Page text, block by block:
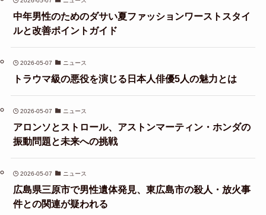
中年男性のためのダサい夏ファッションワーストスタイ
ルと改善ポイントガイド
2026-05-07 ニュース
トラウマ級の悪役を演じる日本人俳優5人の魅力とは
2026-05-07 ニュース
アロンソとストロール、アストンマーティン・ホンダの
振動問題と未来への挑戦
2026-05-07 ニュース
広島県三原市で男性遺体発見、東広島市の殺人・放火事
件との関連が疑われる